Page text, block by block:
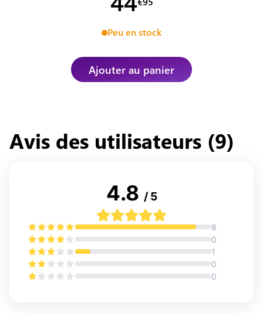
Peu en stock
Ajouter au panier
Avis des utilisateurs (9)
4.8 / 5
8
0
1
0
0